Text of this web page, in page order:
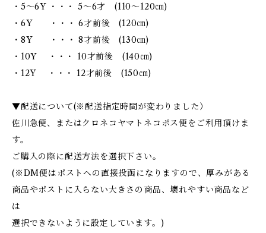
・5～6Y ・・・ 5～6才 (110～120㎝)
・6Y ・・・ 6才前後 (120㎝)
・8Y ・・・ 8才前後 (130㎝)
・10Y ・・・ 10才前後 (140㎝)
・12Y ・・・ 12才前後 (150㎝)
▼配送について(※配送指定時間が変わりました）
佐川急便、またはクロネコヤマトネコポス便をご利用頂けま
す。
ご購入の際に配送方法を選択下さい。
(※DM便はポストへの直接投函になりますので、厚みがある
商品やポストに入らない大きさの商品、壊れやすい商品など
は
選択できないように設定しています。)